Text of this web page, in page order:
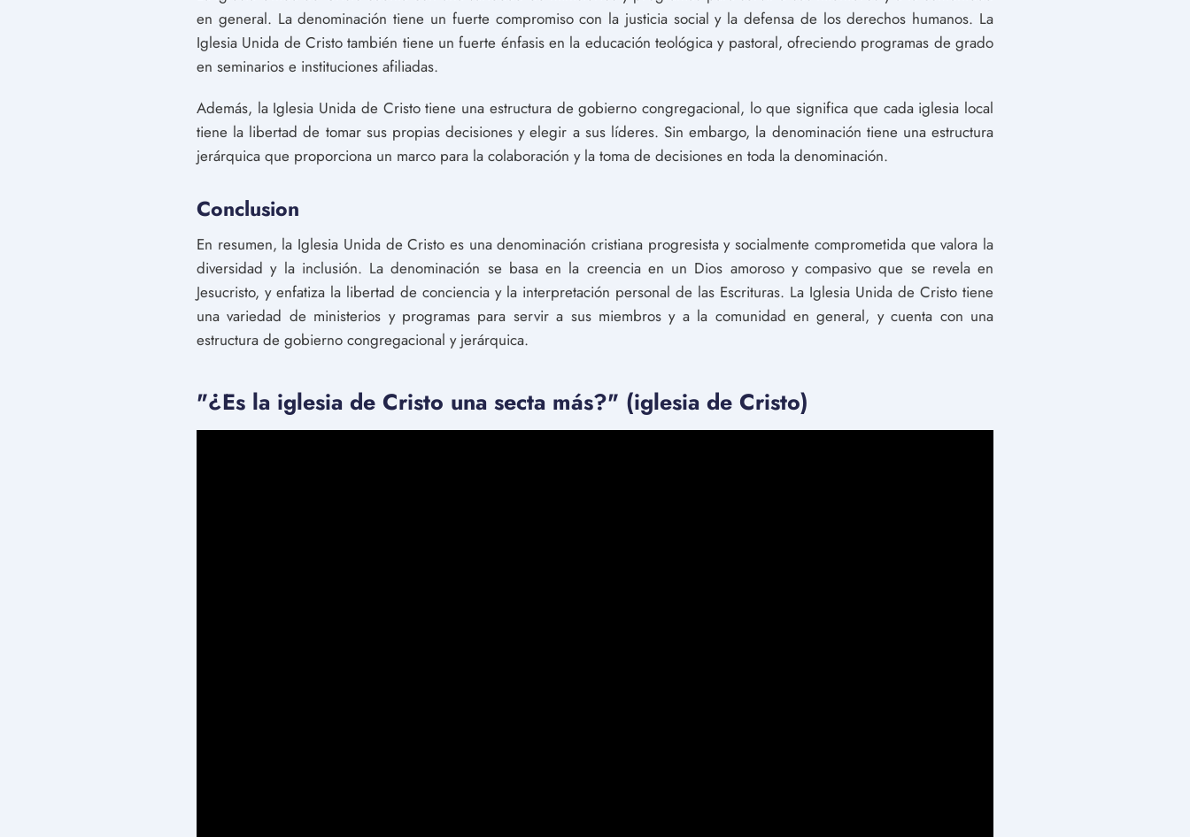
en general. La denominación tiene un fuerte compromiso con la justicia social y la defensa de los derechos humanos. La
Iglesia Unida de Cristo también tiene un fuerte énfasis en la educación teológica y pastoral, ofreciendo programas de grado
en seminarios e instituciones afiliadas.
Además, la Iglesia Unida de Cristo tiene una estructura de gobierno congregacional, lo que significa que cada iglesia local
tiene la libertad de tomar sus propias decisiones y elegir a sus líderes. Sin embargo, la denominación tiene una estructura
jerárquica que proporciona un marco para la colaboración y la toma de decisiones en toda la denominación.
Conclusion
En resumen, la Iglesia Unida de Cristo es una denominación cristiana progresista y socialmente comprometida que valora la
diversidad y la inclusión. La denominación se basa en la creencia en un Dios amoroso y compasivo que se revela en
Jesucristo, y enfatiza la libertad de conciencia y la interpretación personal de las Escrituras. La Iglesia Unida de Cristo tiene
una variedad de ministerios y programas para servir a sus miembros y a la comunidad en general, y cuenta con una
estructura de gobierno congregacional y jerárquica.
"¿Es la iglesia de Cristo una secta más?" (iglesia de Cristo)